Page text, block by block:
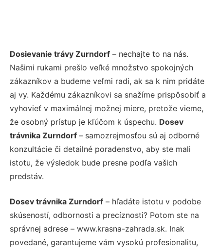
Dosievanie trávy Zurndorf – nechajte to na nás.
Našimi rukami prešlo veľké množstvo spokojných
zákazníkov a budeme veľmi radi, ak sa k nim pridáte
aj vy. Každému zákazníkovi sa snažíme prispôsobiť a
vyhovieť v maximálnej možnej miere, pretože vieme,
že osobný prístup je kľúčom k úspechu. Dosev
trávnika Zurndorf – samozrejmosťou sú aj odborné
konzultácie či detailné poradenstvo, aby ste mali
istotu, že výsledok bude presne podľa vašich
predstáv.
Dosev trávnika Zurndorf – hľadáte istotu v podobe
skúseností, odbornosti a precíznosti? Potom ste na
správnej adrese – www.krasna-zahrada.sk. Inak
povedané, garantujeme vám vysokú profesionalitu,